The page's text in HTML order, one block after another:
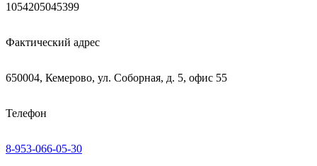
1054205045399
Фактический адрес
650004, Кемерово, ул. Соборная, д. 5, офис 55
Телефон
8-953-066-05-30